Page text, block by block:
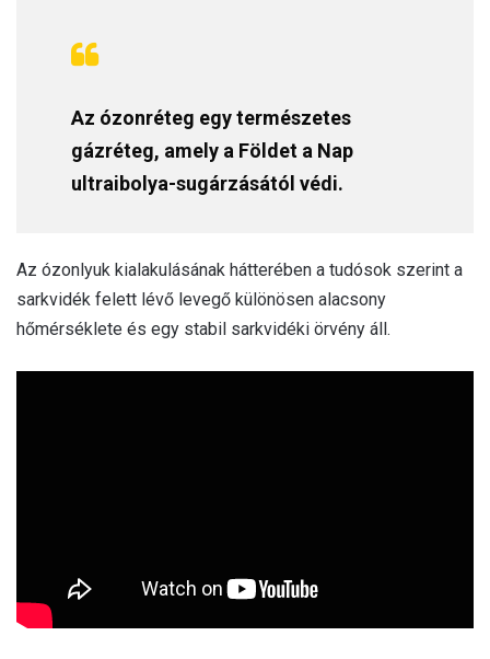
Az ózonréteg egy természetes
gázréteg, amely a Földet a Nap
ultraibolya-sugárzásától védi.
Az ózonlyuk kialakulásának hátterében a tudósok szerint a
sarkvidék felett lévő levegő különösen alacsony
hőmérséklete és egy stabil sarkvidéki örvény áll.